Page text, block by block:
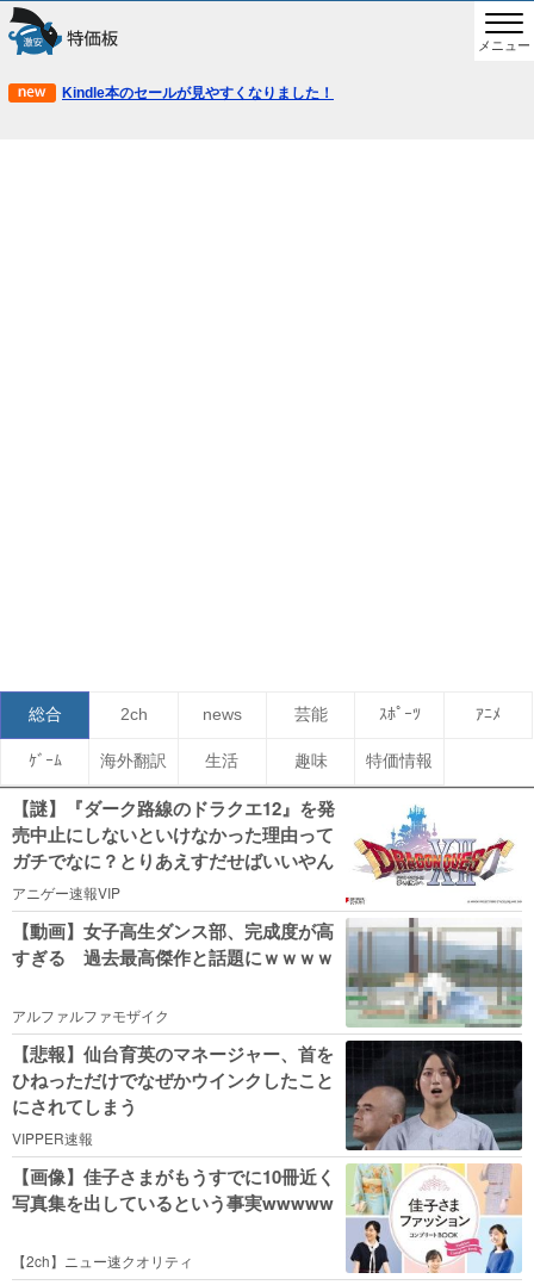
メニュー
Kindle本のセールが見やすくなりました！
総合 2ch news 芸能 ｽﾎﾟｰﾂ ｱﾆﾒ
ｹﾞｰﾑ 海外翻訳 生活 趣味 特価情報
【謎】『ダーク路線のドラクエ12』を発
売中止にしないといけなかった理由って
ガチでなに？とりあえすだせばいいやん
アニゲー速報VIP
【動画】女子高生ダンス部、完成度が高
すぎる 過去最高傑作と話題にｗｗｗｗ
アルファルファモザイク
【悲報】仙台育英のマネージャー、首を
ひねっただけでなぜかウインクしたこと
にされてしまう
VIPPER速報
【画像】佳子さまがもうすでに10冊近く
写真集を出しているという事実wwwww
【2ch】ニュー速クオリティ